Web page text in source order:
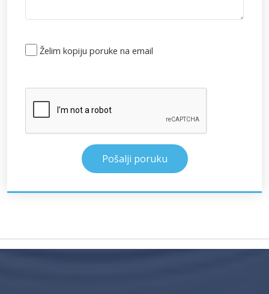
Želim kopiju poruke na email
Pošalji poruku